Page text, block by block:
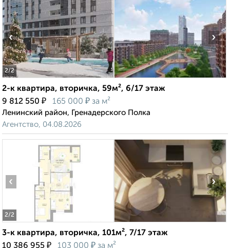
2/2
‹ ›
2-к квартира, вторичка, 59м², 6/17 этаж
9 812 550 ₽ 165 000 ₽ за м²
Ленинский район, Гренадерского Полка
Агентство, 04.08.2026
2/2
‹ ›
3-к квартира, вторичка, 101м², 7/17 этаж
10 386 955 ₽ 103 000 ₽ за м²